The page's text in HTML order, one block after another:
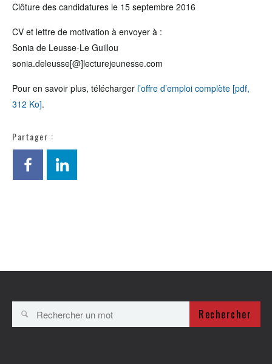
Clôture des candidatures le 15 septembre 2016
CV et lettre de motivation à envoyer à :
Sonia de Leusse-Le Guillou
sonia.deleusse[@]lecturejeunesse.com
Pour en savoir plus, télécharger l’offre d’emploi complète [pdf,
312 Ko].
Partager :
Rechercher